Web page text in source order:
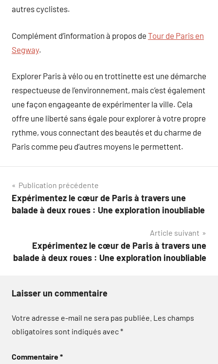
autres cyclistes.
Complément d’information à propos de Tour de Paris en
Segway.
Explorer Paris à vélo ou en trottinette est une démarche
respectueuse de l’environnement, mais c’est également
une façon engageante de expérimenter la ville. Cela
offre une liberté sans égale pour explorer à votre propre
rythme, vous connectant des beautés et du charme de
Paris comme peu d’autres moyens le permettent.
Navigation
de
Publication précédente
Expérimentez le cœur de Paris à travers une
balade à deux roues : Une exploration inoubliable
Article suivant
Expérimentez le cœur de Paris à travers une
balade à deux roues : Une exploration inoubliable
Laisser un commentaire
Votre adresse e-mail ne sera pas publiée. Les champs
obligatoires sont indiqués avec*
Commentaire*